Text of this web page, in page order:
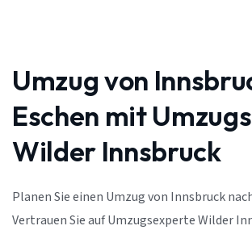
Umzug von
Eschen mit
Wilder Innsbruck
Planen Sie einen Umzug von Innsbruck
Vertrauen Sie auf Umzugsexperte Wilder